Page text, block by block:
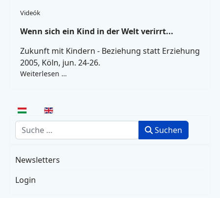
Videók
Wenn sich ein Kind in der Welt verirrt...
Zukunft mit Kindern - Beziehung statt Erziehung
2005, Köln, jun. 24-26.
Weiterlesen …
Sprache auswählen
Suchen
Suchen
Newsletters
Login